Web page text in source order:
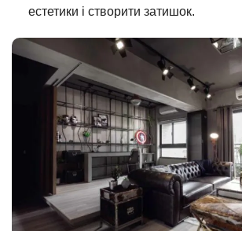
естетики і створити затишок.